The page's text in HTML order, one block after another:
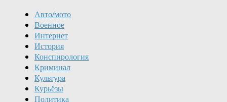
Авто/мото
Военное
Интернет
История
Конспирология
Криминал
Культура
Курьёзы
Политика